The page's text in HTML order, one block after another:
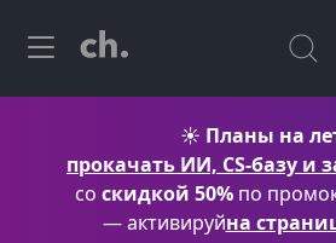
☀️ Планы на
прокачать ИИ, CS-базу и
со скидкой 50% по
— активируйна